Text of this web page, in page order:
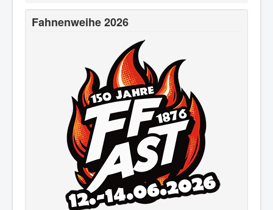
Fahnenweihe 2026